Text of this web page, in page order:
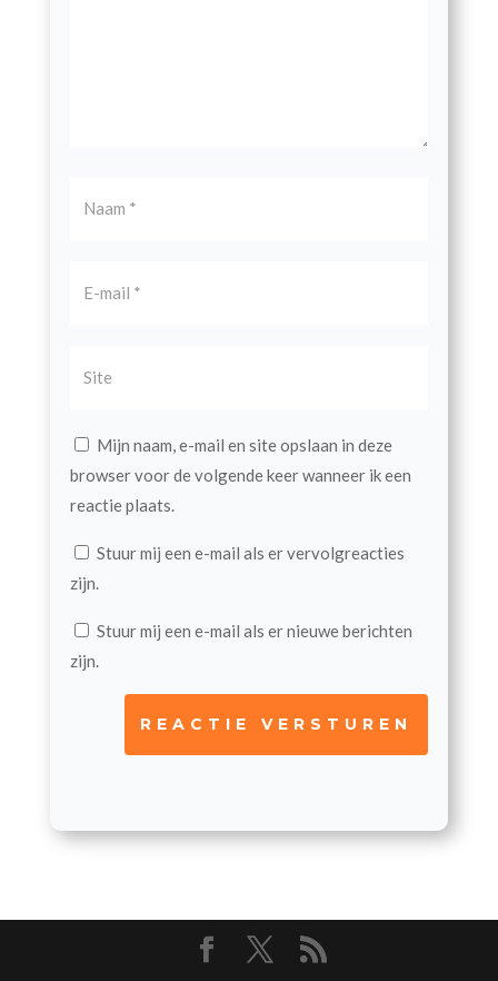
Mijn naam, e-mail en site opslaan in deze
browser voor de volgende keer wanneer ik een
reactie plaats.
Stuur mij een e-mail als er vervolgreacties
zijn.
Stuur mij een e-mail als er nieuwe berichten
zijn.
REACTIE VERSTUREN